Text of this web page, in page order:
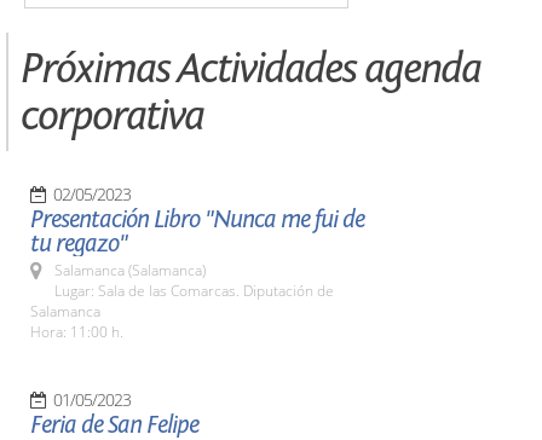
Próximas Actividades agenda
corporativa
02/05/2023
Presentación Libro "Nunca me fui de
tu regazo"
Salamanca (Salamanca)
Lugar: Sala de las Comarcas. Diputación de
Salamanca
Hora: 11:00 h.
01/05/2023
Feria de San Felipe